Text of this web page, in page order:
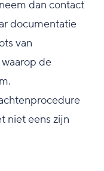
dan contact
documentatie
van
de
niet eens zijn